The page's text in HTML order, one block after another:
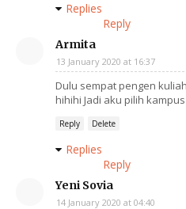
Replies
Reply
Armita
13 January 2020 at 16:37
Dulu sempat pengen
hihihi Jadi aku pilih
Reply Delete
Replies
Reply
Yeni Sovia
14 January 2020 at 04:40